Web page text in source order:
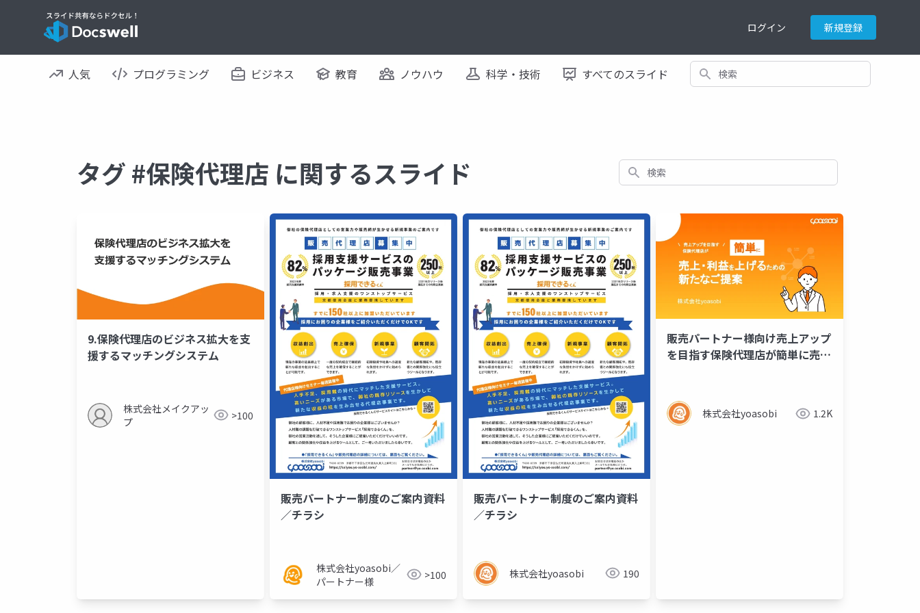
ログイン 新規登録
人気 プログラミング ビジネス 教育 ノウハウ 科学・技術 すべてのスライド 検索
タグ #保険代理店 に関するスライド 検索
9.保険代理店のビジネス拡大を支
援するマッチングシステム
株式会社メイクアッ
プ
>100
販売パートナー制度のご案内資料
／チラシ
株式会社yoasobi／
パートナー様
>100
販売パートナー制度のご案内資料
／チラシ
株式会社yoasobi 190
販売パートナー様向け売上アップ
を目指す保険代理店が簡単に売
株式会社yoasobi 1.2K